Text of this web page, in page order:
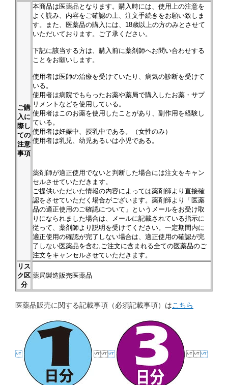
ご購
入に
際し
ての
注意
事項
本商品は医薬品となります。購入時には、使用上の注意を
よく読み、内容をご確認の上、注文手続きをお願い致しま
す。また、医薬品の購入には、18歳以上の方のみとさせて
いただいております。ご了承ください。
下記に該当する方は、購入前に薬剤師へお問い合わせする
ことをお願いします。
使用者は医師の治療を受けていたり、病気の診断を受けて
いる。
使用者は病院でもらったお薬や薬局で購入したお薬・サプ
リメントなどを使用している。
使用者はこのお薬を使用したことがあり、副作用を経験し
ている。
使用者は妊娠中、授乳中である。（女性のみ）
使用者は乳児、幼児あるいは小児である。
薬剤師が適正使用でないと判断した場合には注文をキャン
セルさせていただきます。
ご提供いただいた情報の内容によっては薬剤師より直接確
認をさせていただく場合がございます。薬剤師より「医薬
品の適正使用のご確認について」というメールをお受け取
りになられました場合は、メールに記載されている指示に
従って、薬剤師より説明を受けてください。一定期間内に
適正使用の確認が完了しない場合は、適正使用の確認が完
了しない医薬品を含む,ご注文に含まれる全ての医薬品のご
注文をキャンセルさせていただきます。
リス
ク区
分
薬局製造販売医薬品
医薬品販売に関する記載事項（必須記載事項）はこちら